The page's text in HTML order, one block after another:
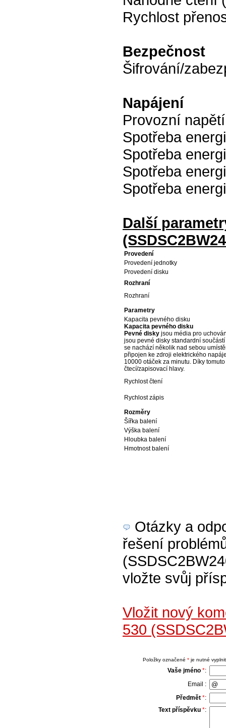
Rychlost
Bezpečnost
Šifrování/
Napájení
Provozní
Spotřeba
Spotřeba
Spotřeba
Spotřeba
Další
Provedení
Provedení jednotky
Provedení disku
Rozhraní
Rozhraní
Parametry
Kapacita pevného disku
Kapacita pevného disku
Pevné disky jsou média pro
jsou pevné disky standardní
se nachází několik nad sebou
připojen ke zdroji elektrického
10000 otáček za minutu. Díky
čtecí/zapisovací hlavy.
Rychlost čtení
Rychlost zápis
Rozměry
Šířka balení
Výška balení
Hloubka balení
Hmotnost balení
Otázky a
řešení
vložte svůj
Vložit nový
530
Položky označené *je nutné
Vaše jméno *:
Email :
Předmět *:
Text příspěvku *: